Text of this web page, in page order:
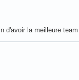
d'avoir la meilleure